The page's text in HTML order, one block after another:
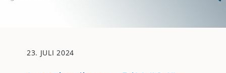
23. JULI 2024